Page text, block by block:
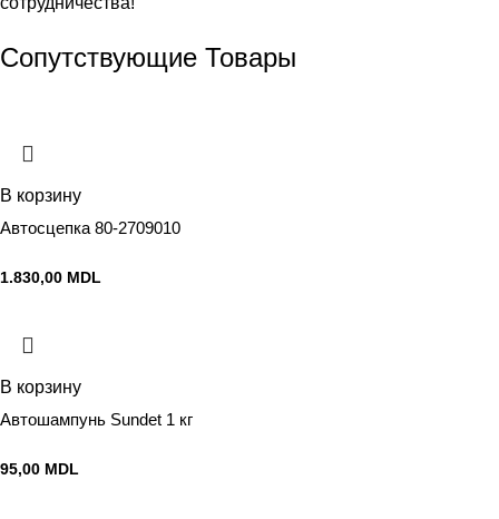
Сопутствующие Товары
В корзину
Автосцепка 80-2709010
1.830,00 MDL
В корзину
Автошампунь Sundet 1 кг
95,00 MDL